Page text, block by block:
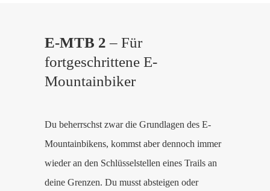
E-MTB 2 – Für
fortgeschrittene E-
Mountainbiker
Du beherrschst zwar die Grundlagen des E-
Mountainbikens, kommst aber dennoch immer
wieder an den Schlüsselstellen eines Trails an
deine Grenzen. Du musst absteigen oder